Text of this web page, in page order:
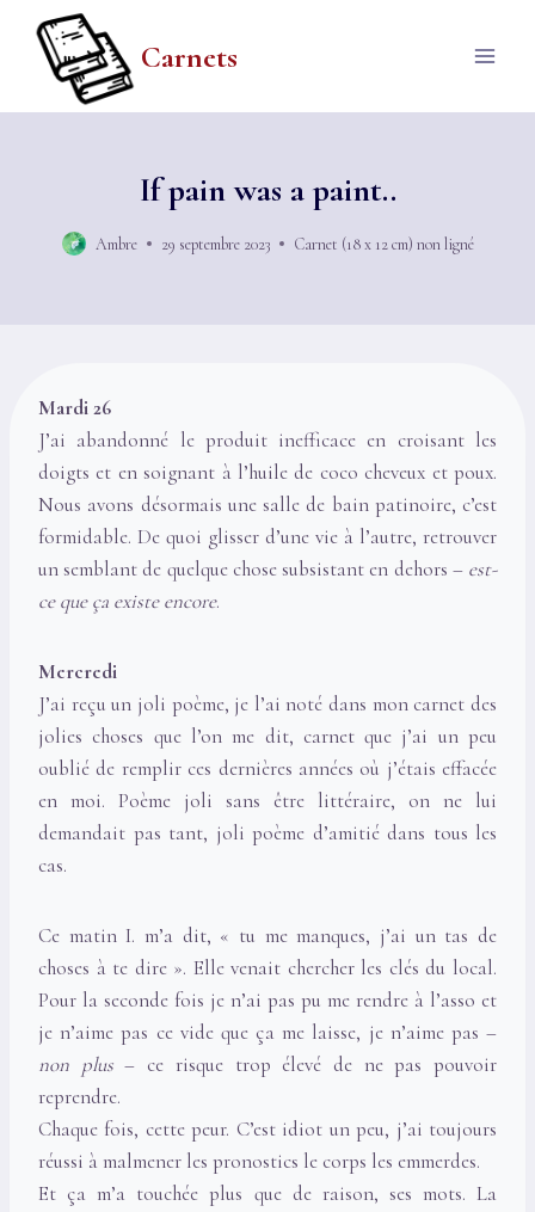
contenu
Carnets
If pain was a paint..
Ambre 29 septembre 2023 Carnet (18 x 12 cm) non ligné
Mardi 26
J’ai abandonné le produit inefficace en croisant les
doigts et en soignant à l’huile de coco cheveux et poux.
Nous avons désormais une salle de bain patinoire, c’est
formidable. De quoi glisser d’une vie à l’autre, retrouver
un semblant de quelque chose subsistant en dehors – est-
ce que ça existe encore.
Mercredi
J’ai reçu un joli poème, je l’ai noté dans mon carnet des
jolies choses que l’on me dit, carnet que j’ai un peu
oublié de remplir ces dernières années où j’étais effacée
en moi. Poème joli sans être littéraire, on ne lui
demandait pas tant, joli poème d’amitié dans tous les
cas.
Ce matin I. m’a dit, « tu me manques, j’ai un tas de
choses à te dire ». Elle venait chercher les clés du local.
Pour la seconde fois je n’ai pas pu me rendre à l’asso et
je n’aime pas ce vide que ça me laisse, je n’aime pas –
non plus– ce risque trop élevé de ne pas pouvoir
reprendre.
Chaque fois, cette peur. C’est idiot un peu, j’ai toujours
réussi à malmener les pronostics le corps les emmerdes.
Et ça m’a touchée plus que de raison, ses mots. La